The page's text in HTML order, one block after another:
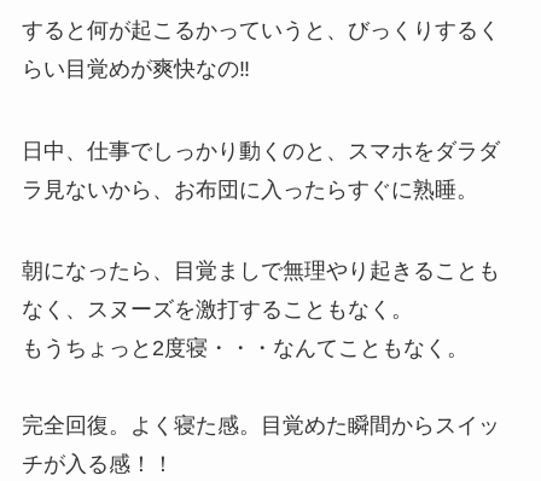
すると何が起こるかっていうと、びっくりするく
らい目覚めが爽快なの‼︎
日中、仕事でしっかり動くのと、スマホをダラダ
ラ見ないから、お布団に入ったらすぐに熟睡。
朝になったら、目覚ましで無理やり起きることも
なく、スヌーズを激打することもなく。
もうちょっと2度寝・・・なんてこともなく。
完全回復。よく寝た感。目覚めた瞬間からスイッ
チが入る感！！